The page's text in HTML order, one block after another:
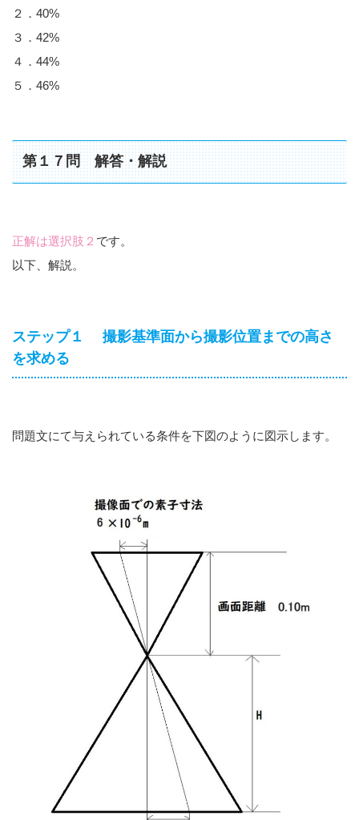
２．40%
３．42%
４．44%
５．46%
第１７問 解答・解説
正解は選択肢２ です。
以下、解説。
ステップ１ 撮影基準面から撮影位置までの高さ
を求める
問題文にて与えられている条件を下図のように図示します。